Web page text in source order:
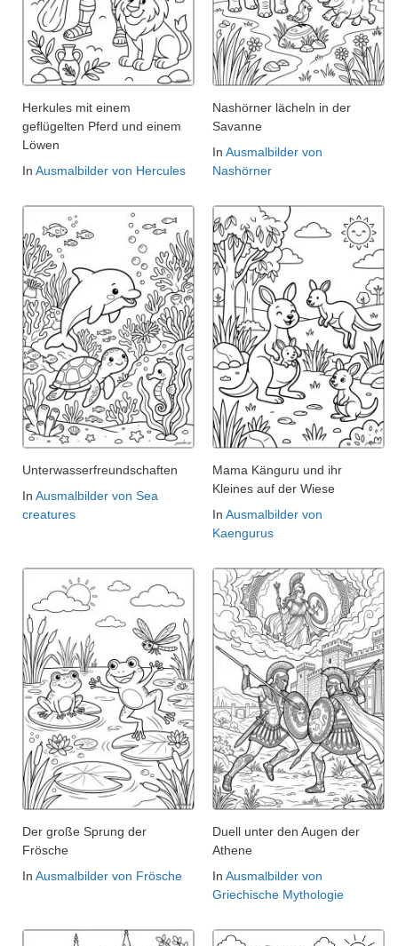
Herkules mit einem
geflügelten Pferd und einem
Löwen
In Ausmalbilder von Hercules
Nashörner lächeln in der
Savanne
In Ausmalbilder von
Nashörner
Unterwasserfreundschaften
In Ausmalbilder von Sea
creatures
Mama Känguru und ihr
Kleines auf der Wiese
In Ausmalbilder von
Kaengurus
Der große Sprung der
Frösche
In Ausmalbilder von Frösche
Duell unter den Augen der
Athene
In Ausmalbilder von
Griechische Mythologie